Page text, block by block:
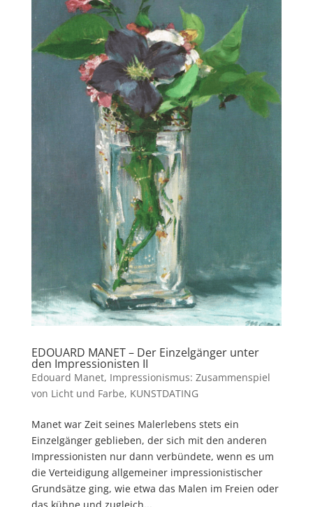
EDOUARD MANET – Der Einzelgänger unter
den Impressionisten II
Edouard Manet, Impressionismus: Zusammenspiel
von Licht und Farbe, KUNSTDATING
Manet war Zeit seines Malerlebens stets ein
Einzelgänger geblieben, der sich mit den anderen
Impressionisten nur dann verbündete, wenn es um
die Verteidigung allgemeiner impressionistischer
Grundsätze ging, wie etwa das Malen im Freien oder
das kühne und zugleich...